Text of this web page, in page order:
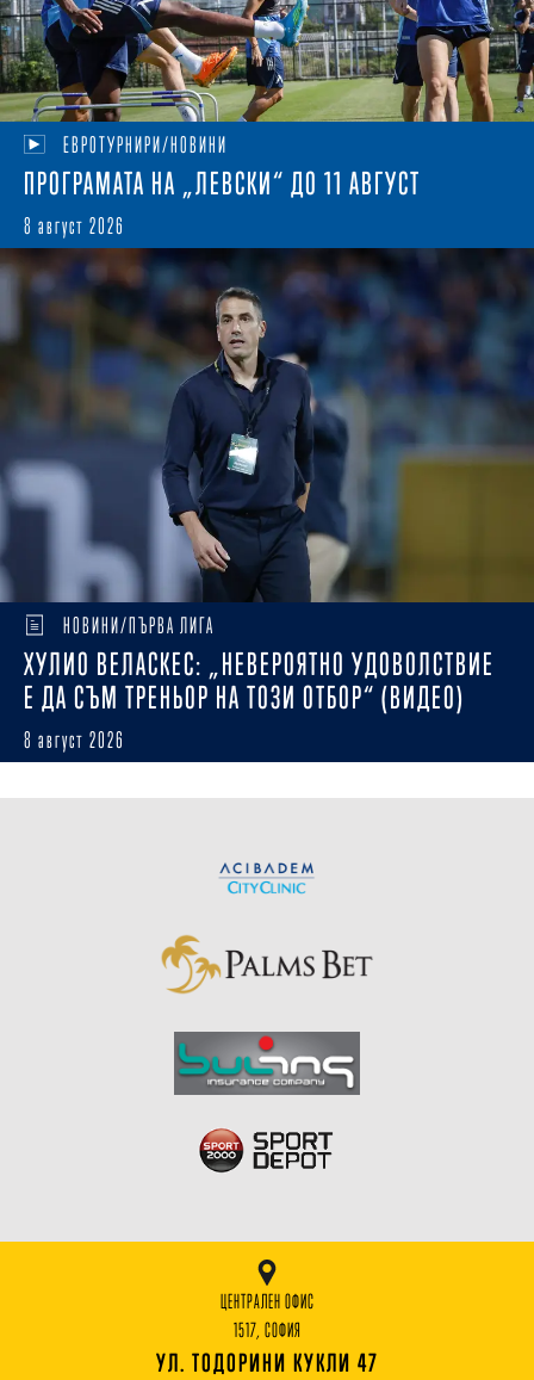
ЕВРОТУРНИРИ/НОВИНИ
ПРОГРАМАТА НА „ЛЕВСКИ“ ДО 11 АВГУСТ
8 август 2026
НОВИНИ/ПЪРВА ЛИГА
ХУЛИО ВЕЛАСКЕС: „НЕВЕРОЯТНО УДОВОЛСТВИЕ
Е ДА СЪМ ТРЕНЬОР НА ТОЗИ ОТБОР“ (ВИДЕО)
8 август 2026
ЦЕНТРАЛЕН ОФИС
1517, СОФИЯ
УЛ. ТОДОРИНИ КУКЛИ 47